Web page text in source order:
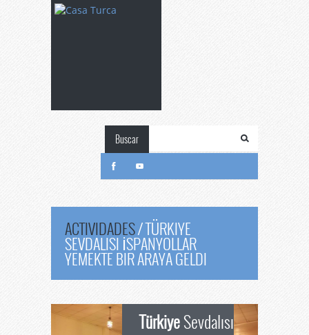
Buscar
ACTIVIDADES/TÜRKIYE
SEVDALISI İSPANYOLLAR
YEMEKTE BIR ARAYA GELDI
TürkiyeSevdalısı